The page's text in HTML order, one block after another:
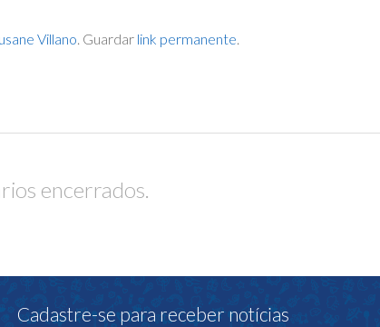
Villano. Guardar link permanente.
encerrados.
Cadastre-se para receber notícias